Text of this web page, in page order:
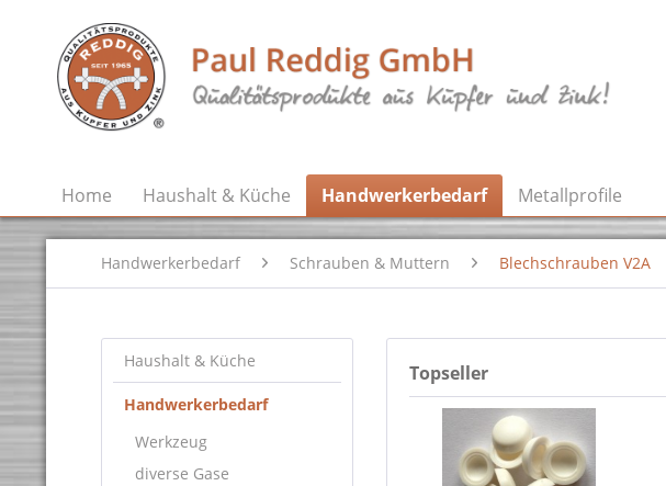
Home Haushalt & Küche Handwerkerbedarf Metallprofile
Handwerkerbedarf Schrauben & Muttern Blechschrauben V2A
Haushalt & Küche
Handwerkerbedarf
Werkzeug
diverse Gase
Topseller